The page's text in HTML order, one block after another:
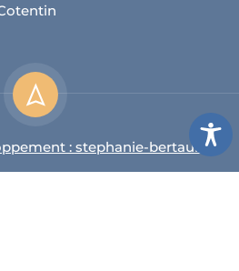
: stephanie-bertault.fr